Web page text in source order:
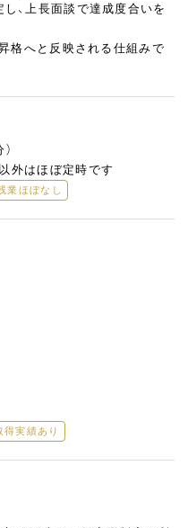
、上⻑⾯談で達成度合いを
格へと反映される仕組みで
外はほぼ定時です
業ほぼなし
得実績あり